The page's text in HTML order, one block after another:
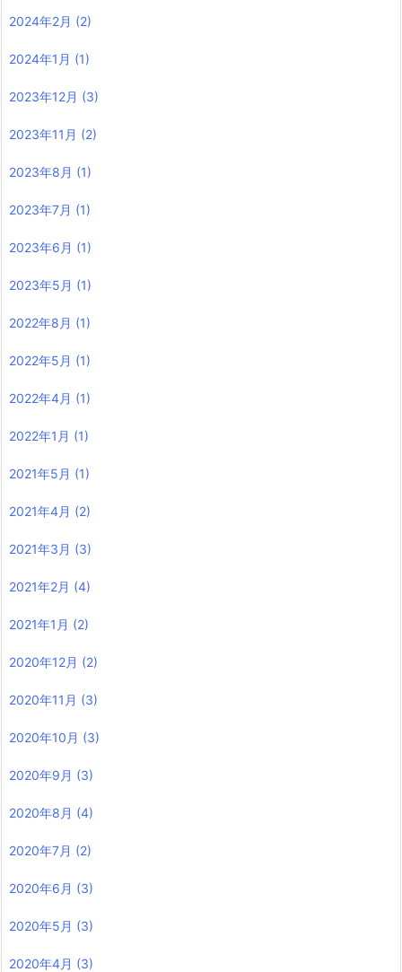
2024年2月 (2)
2024年1月 (1)
2023年12月 (3)
2023年11月 (2)
2023年8月 (1)
2023年7月 (1)
2023年6月 (1)
2023年5月 (1)
2022年8月 (1)
2022年5月 (1)
2022年4月 (1)
2022年1月 (1)
2021年5月 (1)
2021年4月 (2)
2021年3月 (3)
2021年2月 (4)
2021年1月 (2)
2020年12月 (2)
2020年11月 (3)
2020年10月 (3)
2020年9月 (3)
2020年8月 (4)
2020年7月 (2)
2020年6月 (3)
2020年5月 (3)
2020年4月 (3)